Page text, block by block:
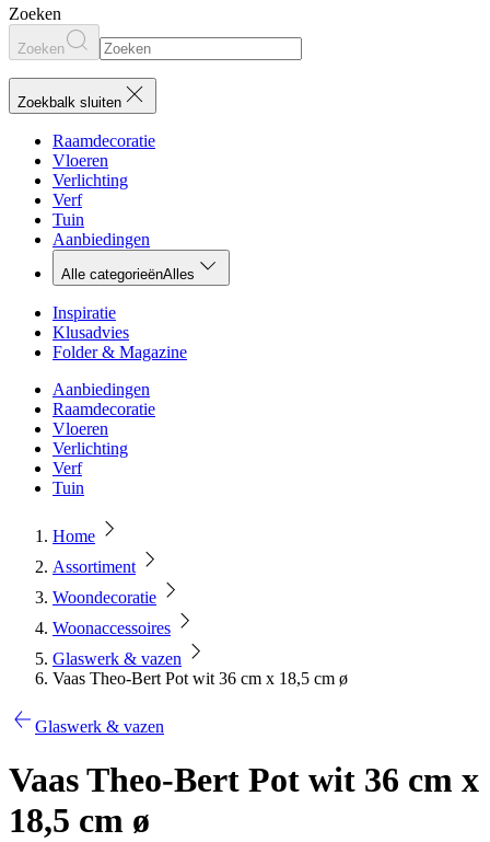
Zoeken
Zoeken
Zoekbalk sluiten
Raamdecoratie
Vloeren
Verlichting
Verf
Tuin
Aanbiedingen
Alle categorieënAlles
Inspiratie
Klusadvies
Folder & Magazine
Aanbiedingen
Raamdecoratie
Vloeren
Verlichting
Verf
Tuin
Home
Assortiment
Woondecoratie
Woonaccessoires
Glaswerk & vazen
Vaas Theo-Bert Pot wit 36 cm x 18,5 cm ø
Glaswerk & vazen
Vaas Theo-Bert Pot wit 36 cm x
18,5 cm ø